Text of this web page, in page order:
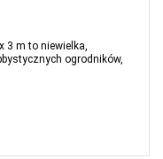
3 m to niewielka,
ogrodników,